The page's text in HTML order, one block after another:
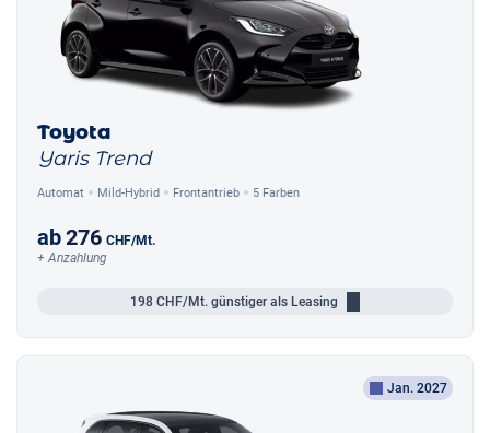
Toyota
Yaris Trend
Automat Mild-Hybrid Frontantrieb 5 Farben
ab276 CHF/Mt.
+ Anzahlung
198 CHF/Mt. günstiger als Leasing
Jan. 2027